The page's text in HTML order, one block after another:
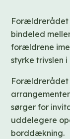
Forældrerådet
bindeled
forældrene
styrke trivslen i
Forældrerådet
sørger for
uddelegere
borddækning.